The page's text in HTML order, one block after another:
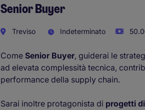
Senior Buyer
Treviso Indeterminato
Come Senior Buyer, guiderai le
ad elevata complessità tecnica,
performance della supply chain.
Sarai inoltre protagonista di progetti